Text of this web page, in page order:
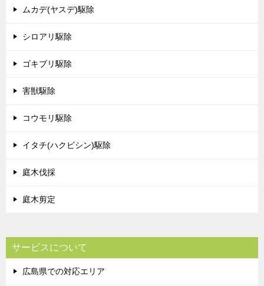
ムカデ(ヤスデ)駆除
シロアリ駆除
ゴキブリ駆除
害獣駆除
コウモリ駆除
イタチ(ハクビシン)駆除
庭木伐採
庭木剪定
サービスについて
広島県での対応エリア